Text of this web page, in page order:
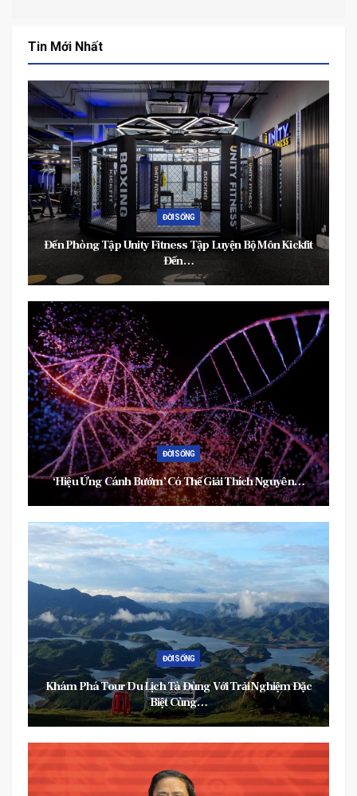
Tin Mới Nhất
ĐỜI SỐNG
Đến Phòng Tập Unity Fitness Tập Luyện Bộ Môn Kickfit
Đến…
ĐỜI SỐNG
‘Hiệu Ứng Cánh Bướm’ Có Thể Giải Thích Nguyên…
ĐỜI SỐNG
Khám Phá Tour Du Lịch Tà Đùng Với Trải Nghiệm Đặc
Biệt Cùng…